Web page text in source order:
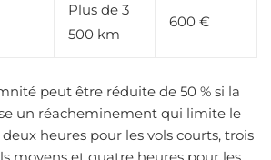
Plus de 3
500 km
600 €
peut être réduite de 50 % si la
un réacheminement qui limite le
deux heures pour les vols courts, trois